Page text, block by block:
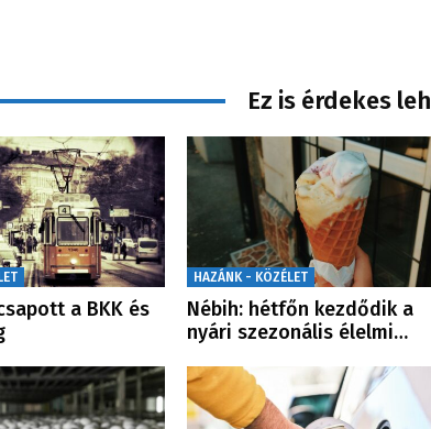
Ez is érdekes
a BKK és
HAZÁNK - KÖZÉLET
Nébih: hétfőn kezdődik a
nyári szezonális élelmi…